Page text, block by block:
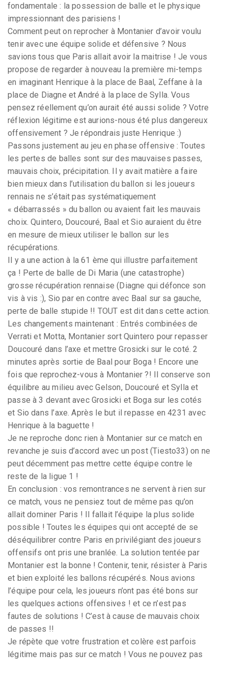
fondamentale : la possession de balle et le physique
impressionnant des parisiens !
Comment peut on reprocher à Montanier d’avoir voulu
tenir avec une équipe solide et défensive ? Nous
savions tous que Paris allait avoir la maitrise ! Je vous
propose de regarder à nouveau la première mi-temps
en imaginant Henrique à la place de Baal, Zeffane à la
place de Diagne et André à la place de Sylla. Vous
pensez réellement qu’on aurait été aussi solide ? Votre
réflexion légitime est aurions-nous été plus dangereux
offensivement ? Je répondrais juste Henrique :)
Passons justement au jeu en phase offensive : Toutes
les pertes de balles sont sur des mauvaises passes,
mauvais choix, précipitation. Il y avait matière a faire
bien mieux dans l’utilisation du ballon si les joueurs
rennais ne s’était pas systématiquement
« débarrassés » du ballon ou avaient fait les mauvais
choix. Quintero, Doucouré, Baal et Sio auraient du être
en mesure de mieux utiliser le ballon sur les
récupérations.
Il y a une action à la 61 ème qui illustre parfaitement
ça ! Perte de balle de Di Maria (une catastrophe)
grosse récupération rennaise (Diagne qui défonce son
vis à vis :), Sio par en contre avec Baal sur sa gauche,
perte de balle stupide !! TOUT est dit dans cette action.
Les changements maintenant : Entrés combinées de
Verrati et Motta, Montanier sort Quintero pour repasser
Doucouré dans l’axe et mettre Grosicki sur le coté. 2
minutes après sortie de Baal pour Boga ! Encore une
fois que reprochez-vous à Montanier ?! Il conserve son
équilibre au milieu avec Gelson, Doucouré et Sylla et
passe à 3 devant avec Grosicki et Boga sur les cotés
et Sio dans l’axe. Après le but il repasse en 4231 avec
Henrique à la baguette !
Je ne reproche donc rien à Montanier sur ce match en
revanche je suis d’accord avec un post (Tiesto33) on ne
peut décemment pas mettre cette équipe contre le
reste de la ligue 1 !
En conclusion : vos remontrances ne servent à rien sur
ce match, vous ne pensiez tout de même pas qu’on
allait dominer Paris ! Il fallait l’équipe la plus solide
possible ! Toutes les équipes qui ont accepté de se
déséquilibrer contre Paris en privilégiant des joueurs
offensifs ont pris une branlée. La solution tentée par
Montanier est la bonne ! Contenir, tenir, résister à Paris
et bien exploité les ballons récupérés. Nous avions
l’équipe pour cela, les joueurs n’ont pas été bons sur
les quelques actions offensives ! et ce n’est pas
fautes de solutions ! C’est à cause de mauvais choix
de passes !!
Je répète que votre frustration et colère est parfois
légitime mais pas sur ce match ! Vous ne pouvez pas